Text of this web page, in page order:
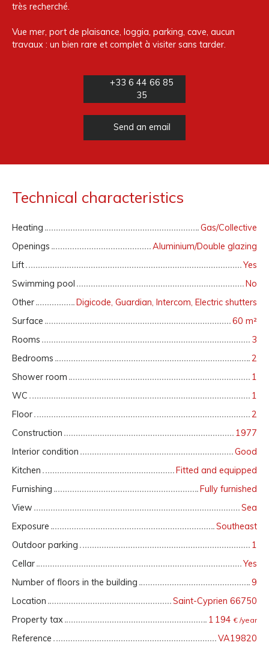
très recherché.
Vue mer, port de plaisance, loggia, parking, cave, aucun
travaux : un bien rare et complet à visiter sans tarder.
+33 6 44 66 85
35
Send an email
Technical characteristics
Heating
Gas/Collective
Openings
Aluminium/Double glazing
Lift
Yes
Swimming pool
No
Other
Digicode, Guardian, Intercom, Electric shutters
Surface
60 m²
Rooms
3
Bedrooms
2
Shower room
1
WC
1
Floor
2
Construction
1977
Interior condition
Good
Kitchen
Fitted and equipped
Furnishing
Fully furnished
View
Sea
Exposure
Southeast
Outdoor parking
1
Cellar
Yes
Number of floors in the building
9
Location
Saint-Cyprien 66750
Property tax
1 194€ /year
Reference VA19820